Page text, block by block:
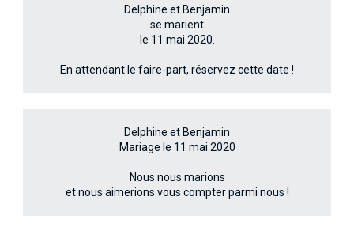
Delphine et Benjamin
se marient
le 11 mai 2020.
En attendant le faire-part, réservez cette date !
Delphine et Benjamin
Mariage le 11 mai 2020
Nous nous marions
et nous aimerions vous compter parmi nous !